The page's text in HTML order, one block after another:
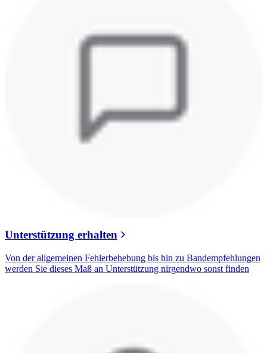
Unterstützung erhalten
Von der allgemeinen Fehlerbehebung bis hin zu Bandempfehlungen
werden Sie dieses Maß an Unterstützung nirgendwo sonst finden